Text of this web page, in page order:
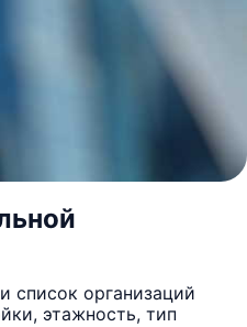
список организаций
этажность, тип